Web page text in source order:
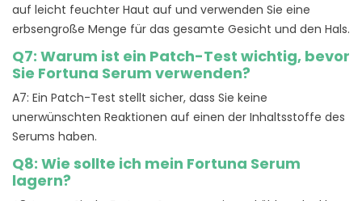
auf leicht feuchter Haut auf und verwenden Sie eine
erbsengroße Menge für das gesamte Gesicht und den Hals.
Q7: Warum ist ein Patch-Test wichtig, bevor
Sie Fortuna Serum verwenden?
A7: Ein Patch-Test stellt sicher, dass Sie keine
unerwünschten Reaktionen auf einen der Inhaltsstoffe des
Serums haben.
Q8: Wie sollte ich mein Fortuna Serum
lagern?